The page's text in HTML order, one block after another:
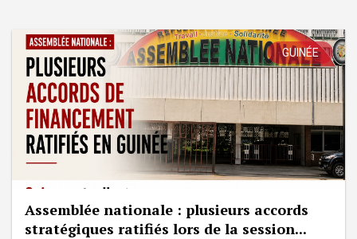
GUINÉE
Assemblée nationale : plusieurs accords
stratégiques ratifiés lors de la session...